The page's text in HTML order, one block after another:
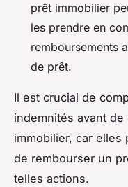
prêt immobilier
les prendre en
remboursements
de prêt.
Il est crucial de
indemnités avant
immobilier, car
de rembourser un
telles actions.